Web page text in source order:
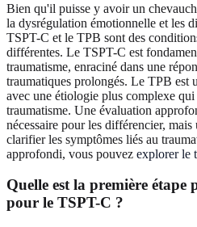
Bien qu'il puisse y avoir un
la dysrégulation émotionnelle et les
TSPT-C et le TPB sont des
différentes. Le TSPT-C est
traumatisme, enraciné dans une
traumatiques prolongés. Le TPB est
avec une étiologie plus complexe
traumatisme. Une évaluation
nécessaire pour les différencier,
clarifier les symptômes liés au
approfondi, vous pouvez explorer le
Quelle est la première
pour le TSPT-C ?